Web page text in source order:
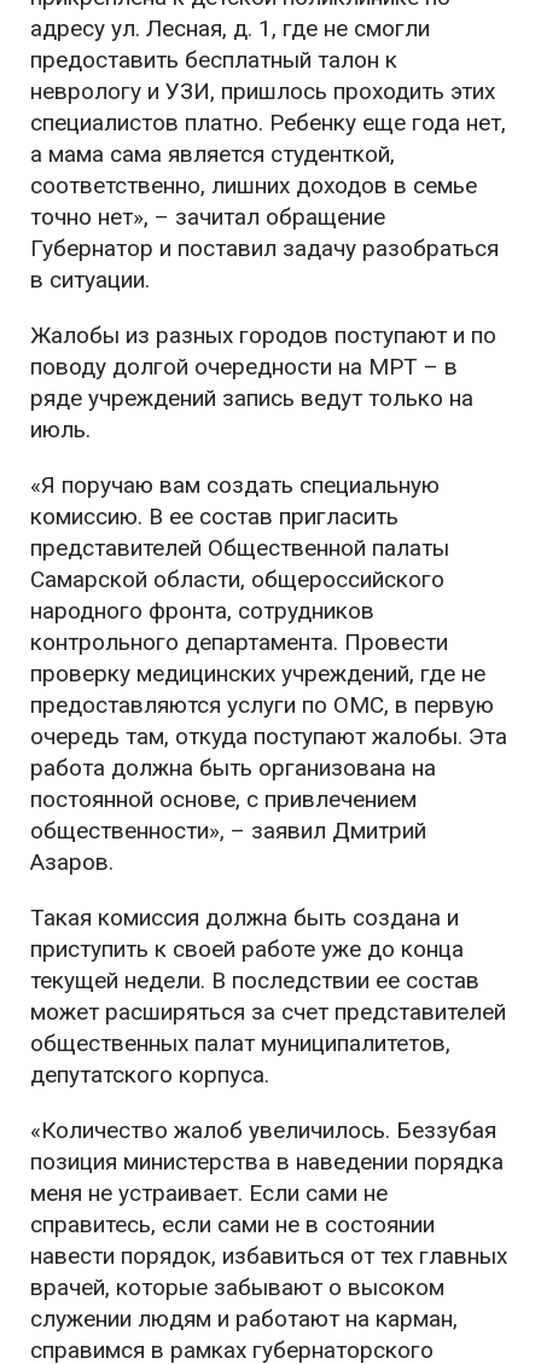
адресу ул. Лесная, д. 1, где не смогли
предоставить бесплатный талон к
неврологу и УЗИ, пришлось проходить этих
специалистов платно. Ребенку еще года нет,
а мама сама является студенткой,
соответственно, лишних доходов в семье
точно нет», – зачитал обращение
Губернатор и поставил задачу разобраться
в ситуации.
Жалобы из разных городов поступают и по
поводу долгой очередности на МРТ – в
ряде учреждений запись ведут только на
июль.
«Я поручаю вам создать специальную
комиссию. В ее состав пригласить
представителей Общественной палаты
Самарской области, общероссийского
народного фронта, сотрудников
контрольного департамента. Провести
проверку медицинских учреждений, где не
предоставляются услуги по ОМС, в первую
очередь там, откуда поступают жалобы. Эта
работа должна быть организована на
постоянной основе, с привлечением
общественности», – заявил Дмитрий
Азаров.
Такая комиссия должна быть создана и
приступить к своей работе уже до конца
текущей недели. В последствии ее состав
может расширяться за счет представителей
общественных палат муниципалитетов,
депутатского корпуса.
«Количество жалоб увеличилось. Беззубая
позиция министерства в наведении порядка
меня не устраивает. Если сами не
справитесь, если сами не в состоянии
навести порядок, избавиться от тех главных
врачей, которые забывают о высоком
служении людям и работают на карман,
справимся в рамках губернаторского